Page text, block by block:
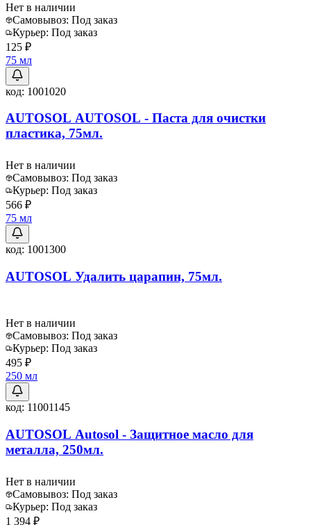
Нет в наличии
Самовывоз: Под заказ
Курьер: Под заказ
125 ₽
75 мл
код: 1001020
AUTOSOL AUTOSOL - Паста для очистки
пластика, 75мл.
Нет в наличии
Самовывоз: Под заказ
Курьер: Под заказ
566 ₽
75 мл
код: 1001300
AUTOSOL Удалить царапин, 75мл.
Нет в наличии
Самовывоз: Под заказ
Курьер: Под заказ
495 ₽
250 мл
код: 11001145
AUTOSOL Autosol - Защитное масло для
металла, 250мл.
Нет в наличии
Самовывоз: Под заказ
Курьер: Под заказ
1 394 ₽